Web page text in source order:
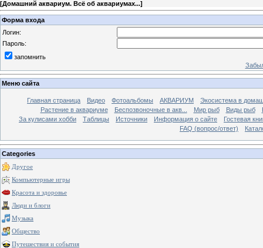
[Домашний аквариум. Всё об аквариумах...]
Форма входа
Логин:
Пароль:
запомнить
Меню сайта
Главная страница Видео Фотоальбомы АКВАРИУМ
Экосистема в
Растение в аквариуме
Беспозвоночные в акв... Мир рыб Виды рыб
За кулисами хобби
Таблицы Источники Информация о сайте
Гостевая
FAQ (вопрос/ответ)
Categories
Другое
Компьютерные игры
Красота и здоровье
Люди и блоги
Музыка
Общество
Путешествия и события